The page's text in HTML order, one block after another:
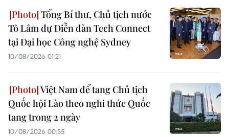
Tổng Bí thư, Chủ tịch nước
Tô Lâm dự Diễn đàn Tech Connect
tại Đại học Công nghệ Sydney
10/08/2026 01:21
Việt Nam để tang Chủ tịch
Quốc hội Lào theo nghi thức Quốc
tang trong 2 ngày
10/08/2026 00:55